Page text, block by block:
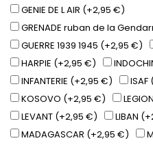
GENIE DE L AIR (+2,95 €)
GRENADE ruban de la
GUERRE 1939 1945 (+2,95 €)
HARPIE (+2,95 €)
INFANTERIE (+2,95 €)
KOSOVO (+2,95 €)
LEVANT (+2,95 €)
LIBAN
MADAGASCAR (+2,95 €)